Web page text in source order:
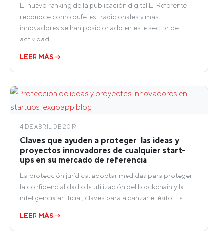
El nuevo ranking de la publicación digital El Referente
reconoce como bufetes tradicionales y más
innovadores se han posicionado en este sector de
actividad…
LEER MÁS →
4 DE ABRIL DE 2019
Claves que ayuden a proteger las ideas y
proyectos innovadores de cualquier start-
ups en su mercado de referencia
La protección jurídica, adoptar medidas para proteger
la confidencialidad o la utilización del blockchain y la
inteligencia artificial, claves para alcanzar el éxito. La…
LEER MÁS →